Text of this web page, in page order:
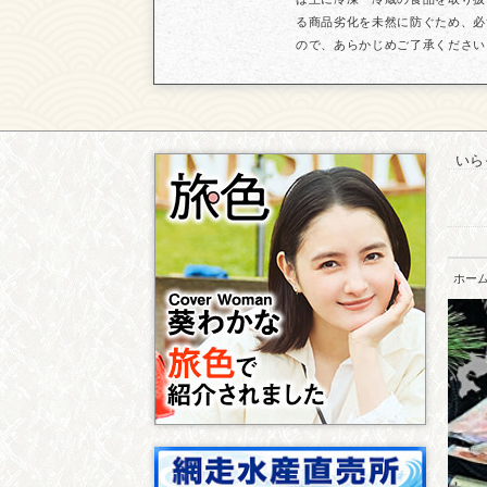
る商品劣化を未然に防ぐため、
ので、あらかじめご了承くださ
い
ホー